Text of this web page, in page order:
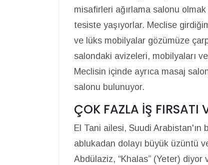
misafirleri ağırlama salonu
tesiste yaşıyorlar. Meclise
ve lüks mobilyalar gözümüze
salondaki avizeleri, mobilyaları
Meclisin içinde ayrıca masaj
salonu bulunuyor.
ÇOK FAZLA İŞ FIRSATI
El Tani ailesi, Suudi Arabistan'ın
ablukadan dolayı büyük üzüntü
Abdülaziz, “Khalas” (Yeter)